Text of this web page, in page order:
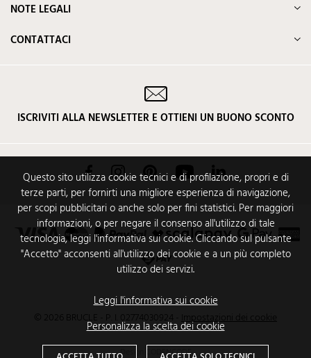
Questo sito utilizza cookie tecnici e di profilazione, propri e di
terze parti, per fornirti una migliore esperienza di navigazione,
per scopi pubblicitari o anche solo per fini statistici. Per maggiori
informazioni, o per negare il consenso all'utilizzo di tale
tecnologia, leggi l'informativa sui cookie. Cliccando sul pulsante
"Accetto" acconsenti all'utilizzo dei cookie e a un più completo
utilizzo dei servizi.
Leggi l'informativa sui cookie
Personalizza la scelta dei cookie
NOTE LEGALI
CONTATTACI
ISCRIVITI ALLA NEWSLETTER E OTTIENI UN BUONO SCONTO
FacebookInstagramPinterest YouTube
© 2026 BRUCLE - P. I. 02774030924 Impostazioni dei cookie
Design CODENCODE